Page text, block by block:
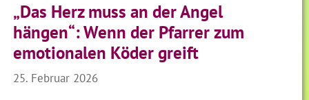
„Das Herz muss an der Angel
hängen“: Wenn der Pfarrer zum
emotionalen Köder greift
25. Februar 2026